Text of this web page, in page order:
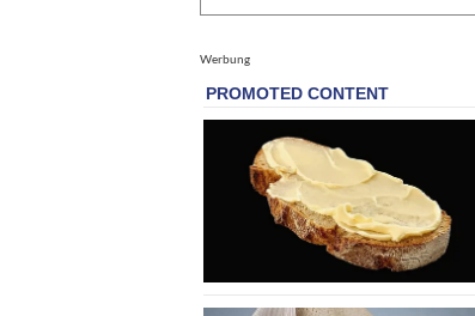
Werbung